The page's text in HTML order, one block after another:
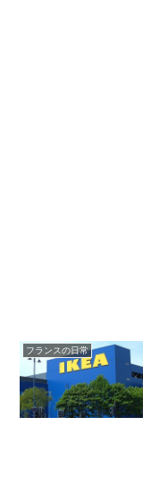
フランスの日常